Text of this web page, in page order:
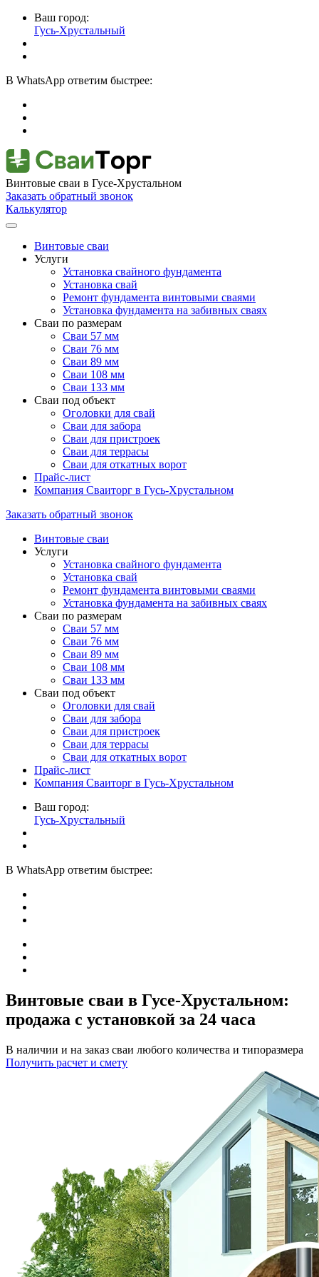
Ваш город:
Гусь-Хрустальный
В WhatsApp ответим быстрее:
Винтовые сваи в Гусе-Хрустальном
Заказать обратный звонок
Калькулятор
Винтовые сваи
Услуги
Установка свайного фундамента
Установка свай
Ремонт фундамента винтовыми сваями
Установка фундамента на забивных сваях
Сваи по размерам
Сваи 57 мм
Сваи 76 мм
Сваи 89 мм
Сваи 108 мм
Сваи 133 мм
Сваи под объект
Оголовки для свай
Сваи для забора
Сваи для пристроек
Сваи для террасы
Сваи для откатных ворот
Прайс-лист
Компания Сваиторг в Гусь-Хрустальном
Заказать обратный звонок
Винтовые сваи
Услуги
Установка свайного фундамента
Установка свай
Ремонт фундамента винтовыми сваями
Установка фундамента на забивных сваях
Сваи по размерам
Сваи 57 мм
Сваи 76 мм
Сваи 89 мм
Сваи 108 мм
Сваи 133 мм
Сваи под объект
Оголовки для свай
Сваи для забора
Сваи для пристроек
Сваи для террасы
Сваи для откатных ворот
Прайс-лист
Компания Сваиторг в Гусь-Хрустальном
Ваш город:
Гусь-Хрустальный
В WhatsApp ответим быстрее:
Винтовые сваи в Гусе-Хрустальном:
продажа с установкой за 24 часа
В наличии и на заказ сваи любого количества и типоразмера
Получить расчет и смету